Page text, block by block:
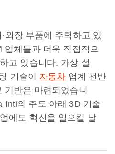
외장 부품에 주력하고 있
업체들과 더욱 직접적으
고 있습니다. 가상 설
기술이 자동차 업계 전반
기반은 마련되었습니
Inti의 주도 아래 3D 기술
에도 혁신을 일으킬 날